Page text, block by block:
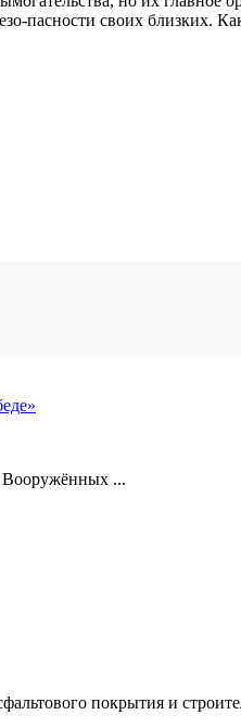
пасности своих близких.
Вооружённых ...
покрытия и